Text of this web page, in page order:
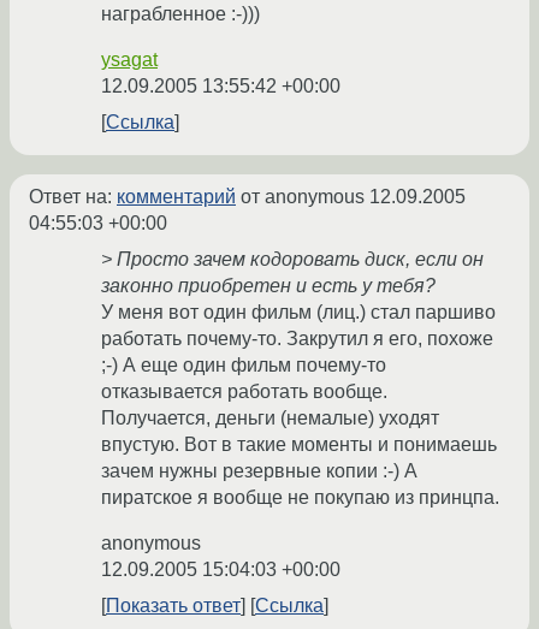
награбленное :-)))
ysagat
12.09.2005 13:55:42 +00:00
Ссылка
Ответ на: комментарий от anonymous 12.09.2005
04:55:03 +00:00
> Просто зачем кодоровать диск, если он
законно приобретен и есть у тебя?
У меня вот один фильм (лиц.) стал паршиво
работать почему-то. Закрутил я его, похоже
;-) А еще один фильм почему-то
отказывается работать вообще.
Получается, деньги (немалые) уходят
впустую. Вот в такие моменты и понимаешь
зачем нужны резервные копии :-) А
пиратское я вообще не покупаю из принцпа.
anonymous
12.09.2005 15:04:03 +00:00
Показать ответ
Ссылка